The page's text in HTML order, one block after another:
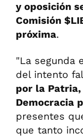
y oposición
Comisión
próxima.
"La segunda
del intento
por la Patria,
Democracia
presentes
que tanto